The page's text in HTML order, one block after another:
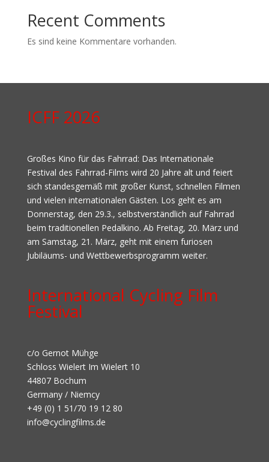
Recent Comments
Es sind keine Kommentare vorhanden.
ICFF 2026
Großes Kino für das Fahrrad: Das Internationale
Festival des Fahrrad-Films wird 20 Jahre alt und feiert
sich standesgemäß mit großer Kunst, schnellen Filmen
und vielen internationalen Gästen. Los geht es am
Donnerstag, den 29.3., selbstverständlich auf Fahrrad
beim traditionellen Pedalkino. Ab Freitag, 20. März und
am Samstag, 21. März, geht mit einem furiosen
Jubiläums- und Wettbewerbsprogramm weiter.
International Cycling Film
Festival
c/o Gernot Mühge
Schloss Wielert Im Wielert 10
44807 Bochum
Germany / Niemcy
+49 (0) 1 51/70 19 12 80
info@cyclingfilms.de